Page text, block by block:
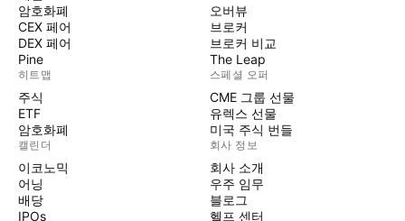
암호화폐
CEX 페어
DEX 페어
Pine
히트맵
주식
ETF
암호화폐
캘린더
이코노믹
어닝
배당
IPOs
오버뷰
브로커
브로커 비교
The Leap
스페셜 오퍼
CME 그룹 선물
유렉스 선물
미국 주식 번들
회사 정보
회사 소개
우주 임무
블로그
헬프 센터